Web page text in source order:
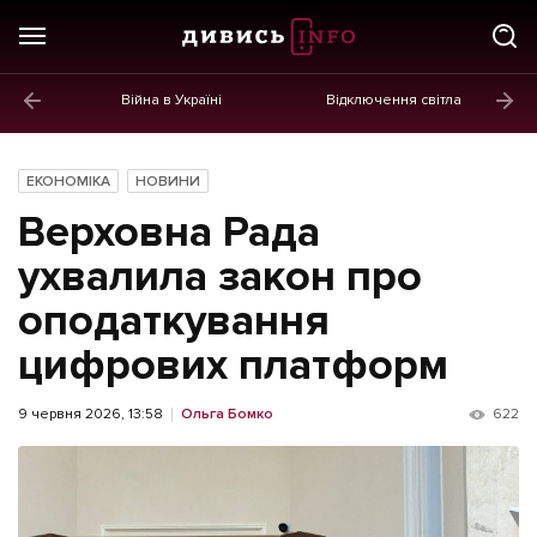
Війна в Україні Відключення світла
Новини
Політика
Економіка
Бізнес
Життя
Культура
Афіша
ЕКОНОМІКА НОВИНИ
Верховна Рада
ухвалила закон про
оподаткування
цифрових платформ
9 червня 2026, 13:58 Ольга Бомко 622